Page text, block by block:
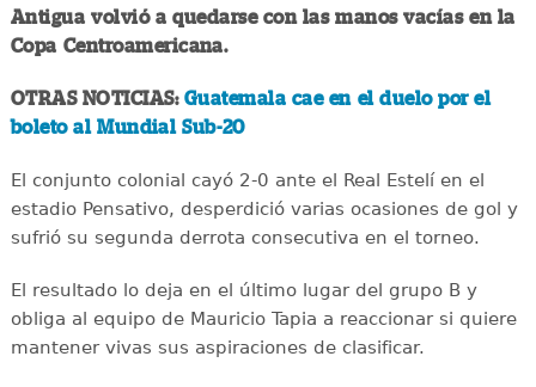
Antigua volvió a quedarse con las manos vacías en la
Copa Centroamericana.
OTRAS NOTICIAS: Guatemala cae en el duelo por el
boleto al Mundial Sub-20
El conjunto colonial cayó 2-0 ante el Real Estelí en el
estadio Pensativo, desperdició varias ocasiones de gol y
sufrió su segunda derrota consecutiva en el torneo.
El resultado lo deja en el último lugar del grupo B y
obliga al equipo de Mauricio Tapia a reaccionar si quiere
mantener vivas sus aspiraciones de clasificar.